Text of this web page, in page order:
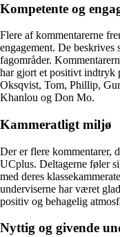
Kompetente og
Flere af kommentarerne
engagement. De beskrives
fagområder.
har gjort et positivt indtryk
Oksqvist, Tom, Phillip,
Khanlou og Don Mo.
Kammeratligt miljø
Der er flere kommentarer,
UCplus. Deltagerne føler
med deres
underviserne har været
positiv og behagelig
Nyttig og givende